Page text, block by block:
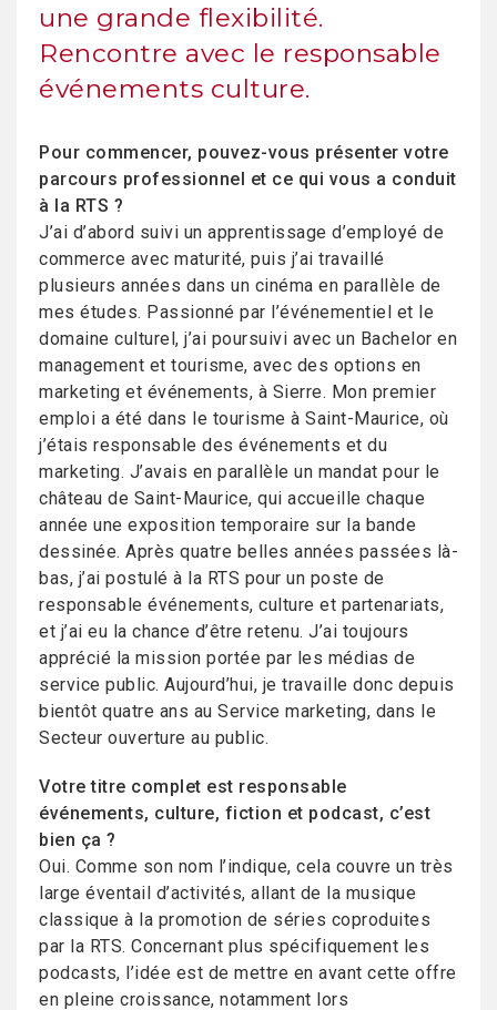
une grande flexibilité.
Rencontre avec le responsable
événements culture.
Pour commencer, pouvez-vous présenter votre
parcours professionnel et ce qui vous a conduit
à la RTS ?
J’ai d’abord suivi un apprentissage d’employé de
commerce avec maturité, puis j’ai travaillé
plusieurs années dans un cinéma en parallèle de
mes études. Passionné par l’événementiel et le
domaine culturel, j’ai poursuivi avec un Bachelor en
management et tourisme, avec des options en
marketing et événements, à Sierre. Mon premier
emploi a été dans le tourisme à Saint-Maurice, où
j’étais responsable des événements et du
marketing. J’avais en parallèle un mandat pour le
château de Saint-Maurice, qui accueille chaque
année une exposition temporaire sur la bande
dessinée. Après quatre belles années passées là-
bas, j’ai postulé à la RTS pour un poste de
responsable événements, culture et partenariats,
et j’ai eu la chance d’être retenu. J’ai toujours
apprécié la mission portée par les médias de
service public. Aujourd’hui, je travaille donc depuis
bientôt quatre ans au Service marketing, dans le
Secteur ouverture au public.
Votre titre complet est responsable
événements, culture, fiction et podcast, c’est
bien ça ?
Oui. Comme son nom l’indique, cela couvre un très
large éventail d’activités, allant de la musique
classique à la promotion de séries coproduites
par la RTS. Concernant plus spécifiquement les
podcasts, l’idée est de mettre en avant cette offre
en pleine croissance, notamment lors